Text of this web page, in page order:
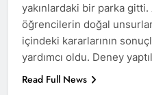
yakınlardaki bir parka gitti.
öğrencilerin doğal
içindeki kararlarının
yardımcı oldu. Deney
Read Full News